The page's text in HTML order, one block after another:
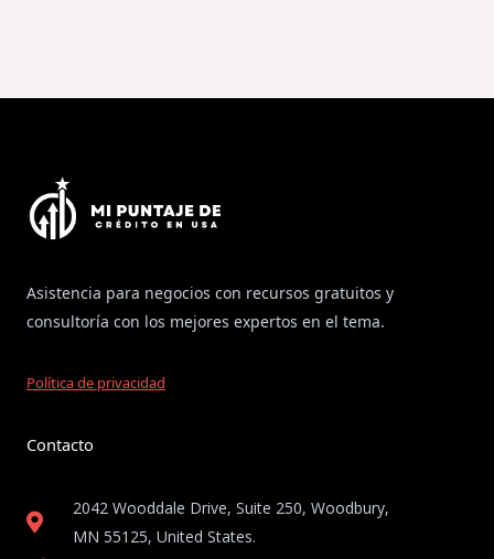
Asistencia para negocios con recursos gratuitos y
consultoría con los mejores expertos en el tema.
Política de privacidad
Contacto
2042 Wooddale Drive, Suite 250, Woodbury,
MN 55125, United States​.